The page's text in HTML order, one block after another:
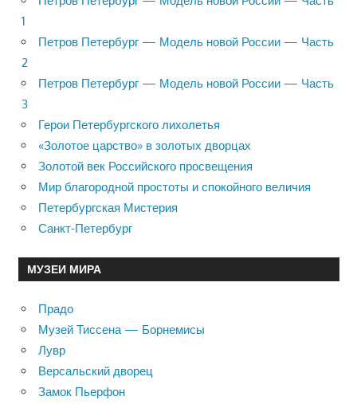
1
Петров Петербург — Модель новой России — Часть
2
Петров Петербург — Модель новой России — Часть
3
Герои Петербургского лихолетья
«Золотое царство» в золотых дворцах
Золотой век Российского просвещения
Мир благородной простоты и спокойного величия
Петербургская Мистерия
Санкт-Петербург
МУЗЕИ МИРА
Прадо
Музей Тиссена — Борнемисы
Лувр
Версальский дворец
Замок Пьерфон